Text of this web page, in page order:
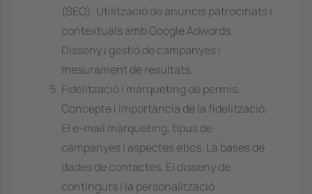
(SEO). Utilització de anuncis patrocinats i
contextuals amb Google Adwords.
Disseny i gestió de campanyes i
mesurament de resultats.
Fidelització i màrqueting de permís.
Concepte i importància de la fidelització.
El e-mail màrqueting, tipus de
campanyes i aspectes ètics. La bases de
dades de contactes. El disseny de
continguts i la personalització.